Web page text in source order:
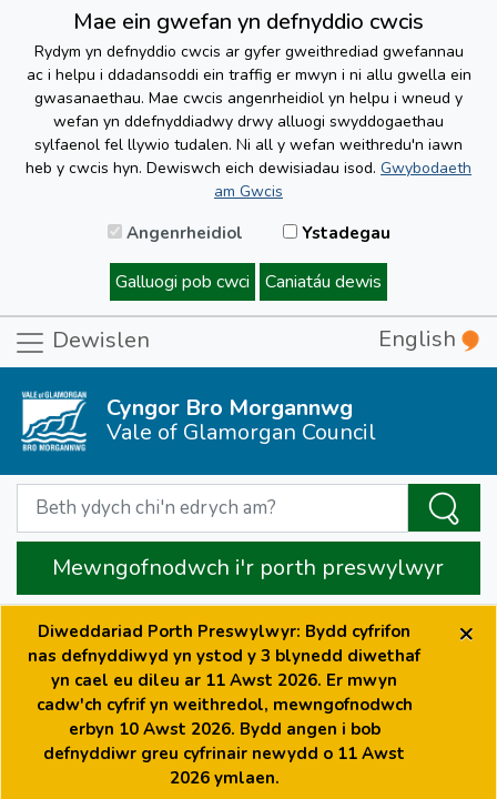
Mae ein gwefan yn defnyddio cwcis
Rydym yn defnyddio cwcis ar gyfer gweithrediad gwefannau
ac i helpu i ddadansoddi ein traffig er mwyn i ni allu gwella ein
gwasanaethau. Mae cwcis angenrheidiol yn helpu i wneud y
wefan yn ddefnyddiadwy drwy alluogi swyddogaethau
sylfaenol fel llywio tudalen. Ni all y wefan weithredu'n iawn
heb y cwcis hyn. Dewiswch eich dewisiadau isod. Gwybodaeth
am Gwcis
Angenrheidiol Ystadegau
Galluogi pob cwci Caniatáu dewis
Dewislen English
Cyngor Bro Morgannwg
Vale of Glamorgan Council
Mewngofnodwch i'r porth preswylwyr
Diweddariad Porth Preswylwyr: Bydd cyfrifon
nas defnyddiwyd yn ystod y 3 blynedd diwethaf
yn cael eu dileu ar 11 Awst 2026. Er mwyn
cadw'ch cyfrif yn weithredol, mewngofnodwch
erbyn 10 Awst 2026. Bydd angen i bob
defnyddiwr greu cyfrinair newydd o 11 Awst
2026 ymlaen.
×